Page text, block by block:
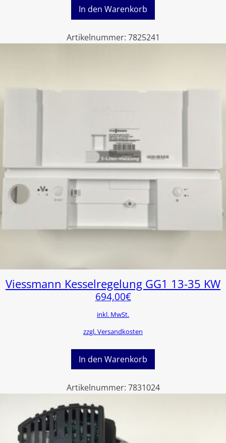
In den Warenkorb
Artikelnummer: 7825241
Viessmann Kesselregelung GG1 13-35 KW
694,00€
inkl. MwSt.
zzgl. Versandkosten
In den Warenkorb
Artikelnummer: 7831024